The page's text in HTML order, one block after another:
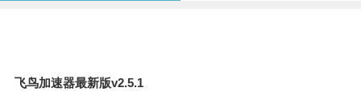
飞鸟加速器最新版v2.5.1